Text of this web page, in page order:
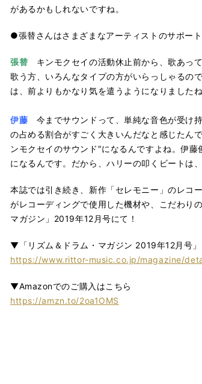
があるかもしれないですね。
●張替さんはさまざまなアーティストのサポー
張替 キンモクセイの活動休止前から、歌あっ
歌う方、いろんなタイプの方がいらっしゃるの
は、前よりもかなり気を遣うようになりましたね
伊藤 今までサウンドって、単純な音色が受け
の占める割合がすごく大きいんだなと感じたん
ンモクセイのサウンド"になるんですよね。伊
になるんです。だから、ハリーの叩くビートは
本誌では引き続き、新作「セレモニー」のレコ
がレコーディングで使用した機材や、こだわり
マガジン」2019年12月号にて！
▼「リズム＆ドラム・マガジン 2019年12月号
https://www.rittor-music.co.jp/magazine/
▼Amazonでのご購入はこちら
https://amzn.to/2oa1OMS